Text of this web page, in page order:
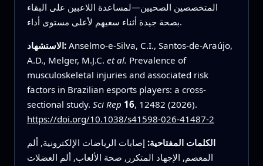
المتخصصين الصحيين—لمساعدة اللاعبين على البقاء
بصحة جيدة أثناء سعيهم لأعلى مستوى أداء.
الاستشهاد: Anselmo-e-Silva, C.I., Santos-de-Araújo,
A.D., Melger, M.J.C. et al. Prevalence of
musculoskeletal injuries and associated risk
factors in Brazilian esports players: a cross-
sectional study. Sci Rep 16, 12482 (2026).
https://doi.org/10.1038/s41598-026-41487-2
الكلمات المفتاحية: إصابات الرياضات الإلكترونية, ألم
المعصم, الإجهاد المتكرر, صحة الألعاب, ألم العضلات